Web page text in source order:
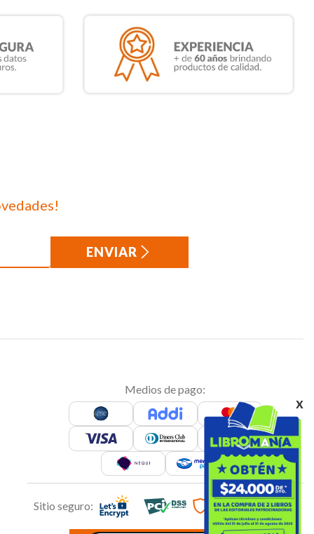
x
ENVIAR
Medios de pago:
Sitio seguro: